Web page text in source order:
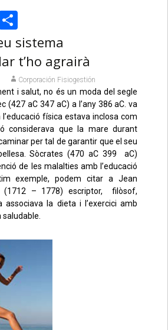
Comparteix
sistema
t’ho agrairà
Corporación Fisiogestión
i salut, no és un moda del segle
(427 aC 347 aC) a l’any 386 aC. va
l’educació física estava inclosa com
considerava que la mare durant
per tal de garantir que el seu
Sòcrates (470 aC 399 aC)
de les malalties amb l’educació
exemple, podem citar a Jean
(1712 – 1778) escriptor, filòsof,
associava la dieta i l’exercici amb